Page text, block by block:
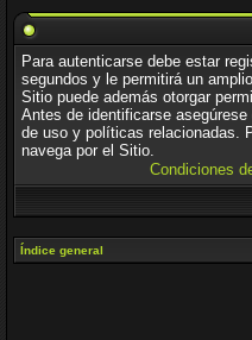
Para autenticarse debe estar
segundos y le permitirá un
Sitio puede además otorgar
Antes de identificarse
de uso y políticas relacionadas.
navega por el Sitio.
Condiciones
Índice general